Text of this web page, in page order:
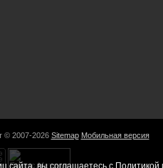
© 2007-2026 Sitemap Мобильная версия
сайта, вы соглашаетесь с Политикой